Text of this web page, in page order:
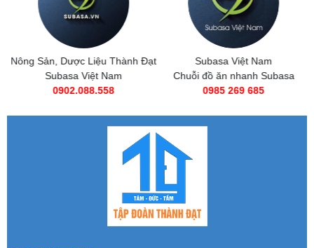
Nông Sản, Dược Liệu Thành Đạt
Subasa Việt Nam
0902.088.558
Subasa Việt Nam
Chuỗi đồ ăn nhanh Subasa
0985 269 685